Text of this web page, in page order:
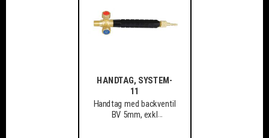
HANDTAG, SYSTEM-
11
Handtag med backventil
BV 5mm, exkl